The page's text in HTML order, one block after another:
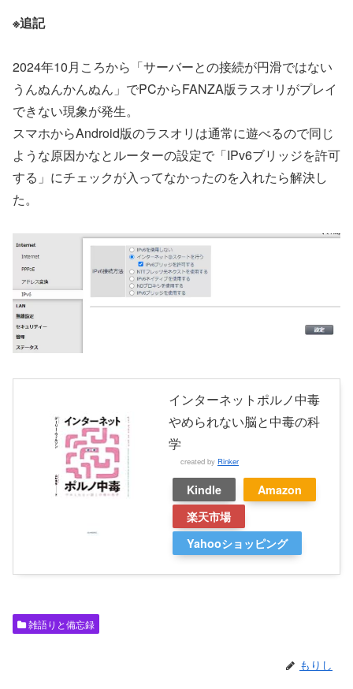
※追記
2024年10月ころから「サーバーとの接続が円滑ではない
うんぬんかんぬん」でPCからFANZA版ラスオリがプレイ
できない現象が発生。
スマホからAndroid版のラスオリは通常に遊べるので同じ
ような原因かなとルーターの設定で「IPv6ブリッジを許可
する」にチェックが入ってなかったのを入れたら解決し
た。
インターネットポルノ中毒
やめられない脳と中毒の科
学
created by Rinker
Kindle
Amazon
楽天市場
Yahooショッピング
雑語りと備忘録
もりし